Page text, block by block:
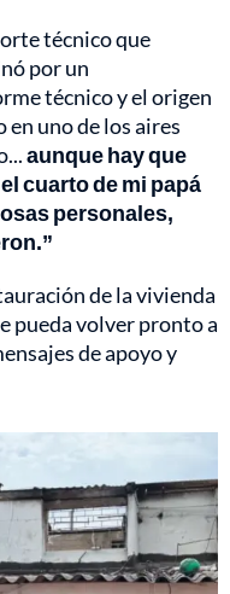
técnico que
por un
técnico y el origen
uno de los aires
aunque hay que
cuarto de mi papá
personales,
de la vivienda
pueda volver pronto a
de apoyo y